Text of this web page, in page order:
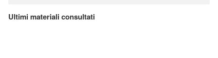
Ultimi materiali consultati